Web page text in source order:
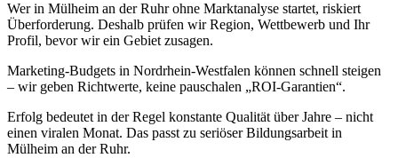
Wer in Mülheim an der Ruhr ohne Marktanalyse startet, riskiert
Überforderung. Deshalb prüfen wir Region, Wettbewerb und Ihr
Profil, bevor wir ein Gebiet zusagen.
Marketing-Budgets in Nordrhein-Westfalen können schnell steigen
– wir geben Richtwerte, keine pauschalen „ROI-Garantien“.
Erfolg bedeutet in der Regel konstante Qualität über Jahre – nicht
einen viralen Monat. Das passt zu seriöser Bildungsarbeit in
Mülheim an der Ruhr.